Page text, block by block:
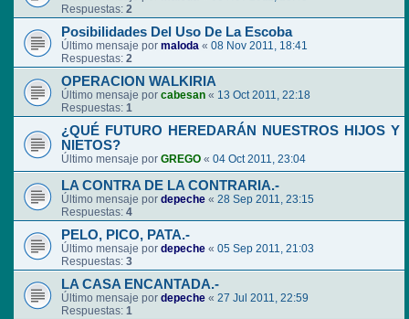
Respuestas: 2
Posibilidades Del Uso De La Escoba
Último mensaje por maloda « 08 Nov 2011, 18:41
Respuestas: 2
OPERACION WALKIRIA
Último mensaje por cabesan « 13 Oct 2011, 22:18
Respuestas: 1
¿QUÉ FUTURO HEREDARÁN NUESTROS HIJOS Y
NIETOS?
Último mensaje por GREGO « 04 Oct 2011, 23:04
LA CONTRA DE LA CONTRARIA.-
Último mensaje por depeche « 28 Sep 2011, 23:15
Respuestas: 4
PELO, PICO, PATA.-
Último mensaje por depeche « 05 Sep 2011, 21:03
Respuestas: 3
LA CASA ENCANTADA.-
Último mensaje por depeche « 27 Jul 2011, 22:59
Respuestas: 1